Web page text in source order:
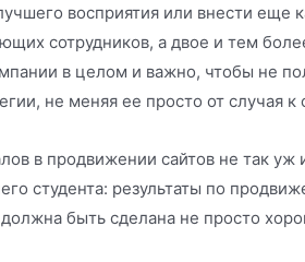
восприятия или внести еще
сотрудников, а двое и тем
в целом и важно, чтобы не
не меняя ее просто от случая
в продвижении сайтов не так уж
студента: результаты по
быть сделана не просто